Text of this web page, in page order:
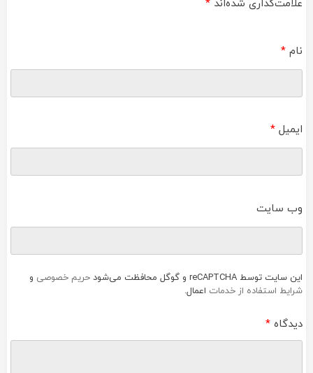
علامت‌گذاری شده‌اند *
نام *
ایمیل *
وب‌ سایت
این سایت توسط reCAPTCHA و گوگل محافظت می‌شود حریم خصوصی و
شرایط استفاده از خدمات اعمال.
دیدگاه *